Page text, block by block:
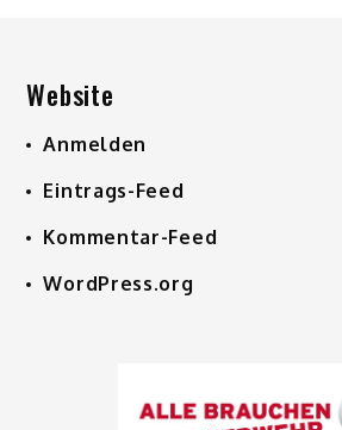
Website
Anmelden
Eintrags-Feed
Kommentar-Feed
WordPress.org